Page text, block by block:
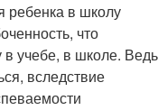
ребенка в школу
что
учебе, в школе. Ведь
вследствие